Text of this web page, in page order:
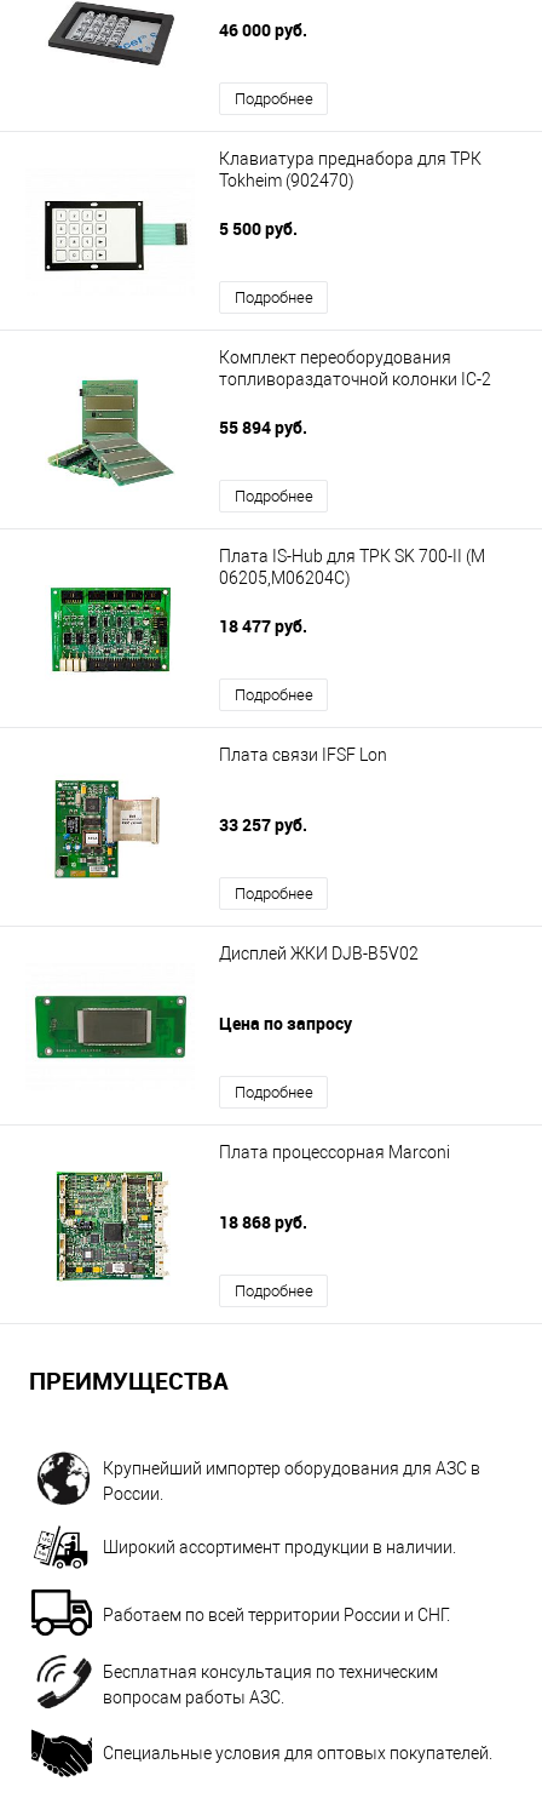
46 000 руб.
Подробнее
Клавиатура преднабора для ТРК
Tokheim (902470)
5 500 руб.
Подробнее
Комплект переоборудования
топливораздаточной колонки IC-2
55 894 руб.
Подробнее
Плата IS-Hub для ТРК SK 700-II (М
06205,М06204С)
18 477 руб.
Подробнее
Плата связи IFSF Lon
33 257 руб.
Подробнее
Дисплей ЖКИ DJB-B5V02
Цена по запросу
Подробнее
Плата процессорная Marconi
18 868 руб.
Подробнее
ПРЕИМУЩЕСТВА
Крупнейший импортер оборудования для АЗС в
России.
Широкий ассортимент продукции в наличии.
Работаем по всей территории России и СНГ.
Бесплатная консультация по техническим
вопросам работы АЗС.
Специальные условия для оптовых покупателей.